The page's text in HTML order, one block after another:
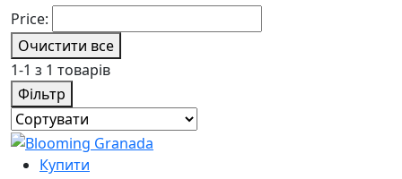
Price:
Очистити все
1-1 з 1 товарів
Фільтр
Купити